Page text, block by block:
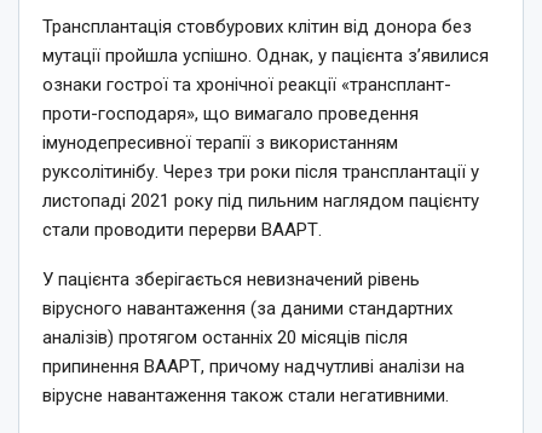
Трансплантація стовбурових клітин від донора без
мутації пройшла успішно. Однак, у пацієнта з’явилися
ознаки гострої та хронічної реакції «трансплант-
проти-господаря», що вимагало проведення
імунодепресивної терапії з використанням
руксолітинібу. Через три роки після трансплантації у
листопаді 2021 року під пильним наглядом пацієнту
стали проводити перерви ВААРТ.
У пацієнта зберігається невизначений рівень
вірусного навантаження (за даними стандартних
аналізів) протягом останніх 20 місяців після
припинення ВААРТ, причому надчутливі аналізи на
вірусне навантаження також стали негативними.